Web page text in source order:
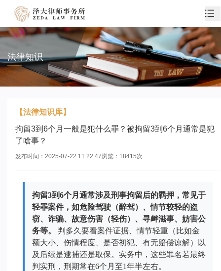
法律知识
【法律知识库】
拘留3到6个月一般是犯什么罪？被拘留3到6个月通常是犯
了啥事？
发布时间： 2025-07-22 11:22:47浏览： 18415次
拘留3到6个月通常涉及刑事拘留后的羁押，常见于
轻罪案件，如危险驾驶（醉驾）、情节较轻的盗
窃、诈骗、故意伤害（轻伤）、寻衅滋事、妨害公
务等。
判多久要看案件证据、情节轻重（比如金
额大小、伤情程度、是否初犯、有无赔偿谅解）以
及后续是逮捕还是取保。实务中，这些罪名若最终
判实刑，刑期常在6个月至1年半左右。